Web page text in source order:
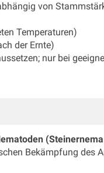
von
Temperaturen)
der Ernte)
nur bei
Bekämpfung des